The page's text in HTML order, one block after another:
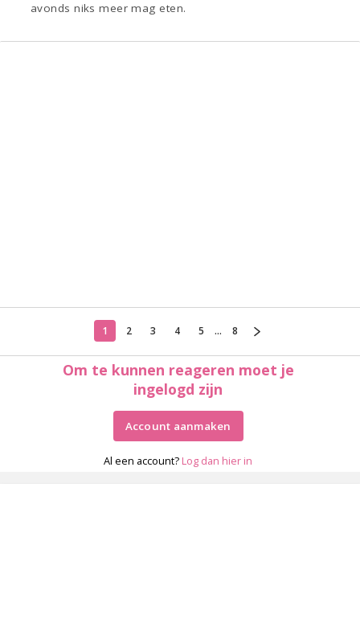
avonds niks meer mag eten.
1 2 3 4 5 ... 8
Om te kunnen reageren moet je
ingelogd zijn
Account aanmaken
Al een account? Log dan hier in